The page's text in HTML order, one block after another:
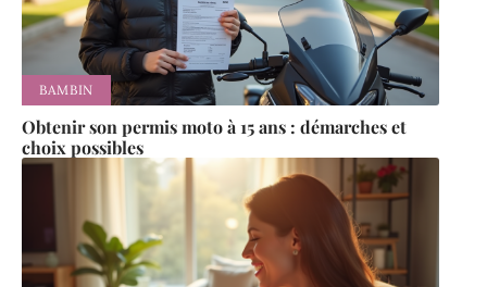
BAMBIN
Obtenir son permis moto à 15 ans : démarches et
choix possibles